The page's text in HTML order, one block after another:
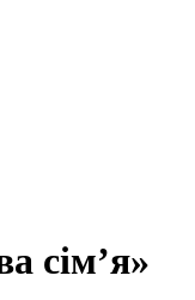
сім’я»